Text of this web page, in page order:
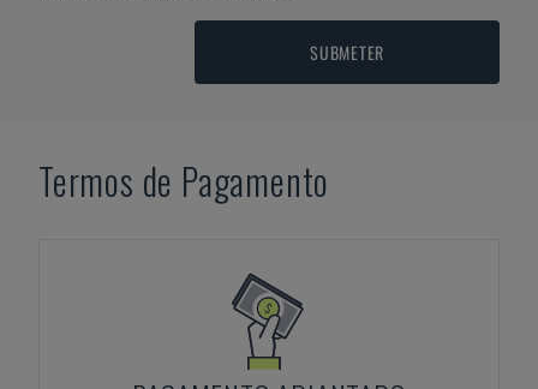
SUBMETER
Termos de Pagamento